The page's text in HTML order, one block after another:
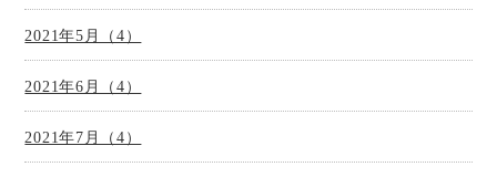
2021年5月（4）
2021年6月（4）
2021年7月（4）